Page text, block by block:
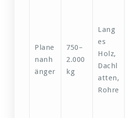
Plane
nanh
änger
750–
2.000
kg
Lang
es
Holz,
Dachl
atten,
Rohre